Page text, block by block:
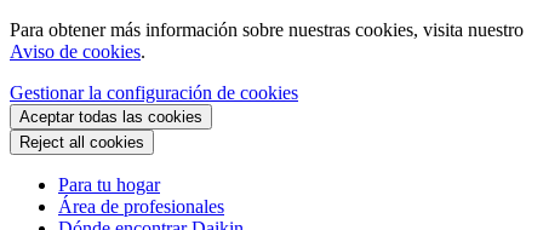
Para obtener más información sobre nuestras cookies, visita nuestro
Aviso de cookies.
Gestionar la configuración de cookies
Aceptar todas las cookies
Reject all cookies
Para tu hogar
Área de profesionales